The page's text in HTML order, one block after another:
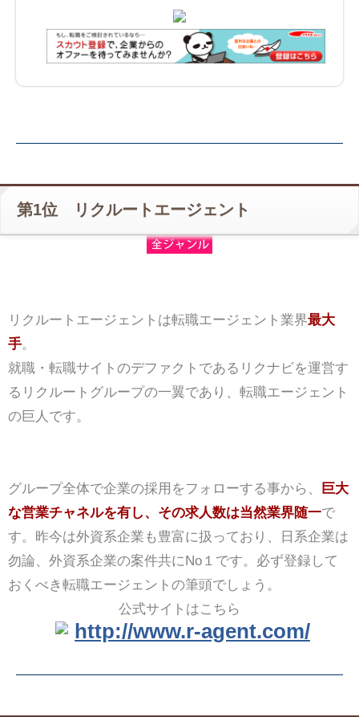
第1位 リクルートエージェント
リクルートエージェントは転職エージェント業界最大
手。
就職・転職サイトのデファクトであるリクナビを運営す
るリクルートグループの一翼であり、転職エージェント
の巨人です。
グループ全体で企業の採用をフォローする事から、
巨大
な営業チャネルを有し、その求人数は当然業界随一で
す。昨今は外資系企業も豊富に扱っており、日系企業は
勿論、外資系企業の案件共にNo１です。必ず登録して
おくべき転職エージェントの筆頭でしょう。
公式サイトはこちら
http://www.r-agent.com/